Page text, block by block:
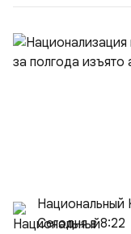
Национальный
Сегодня в 8:22